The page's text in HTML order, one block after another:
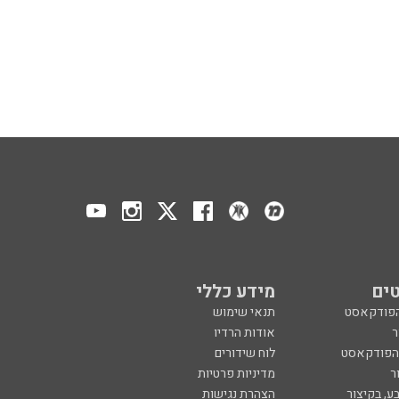
מידע כללי
תנאי שימוש
אודות הרדיו
הפודקאסט
לוח שידורים
מדיניות פרטיות
בקיצור
הצהרת נגישות